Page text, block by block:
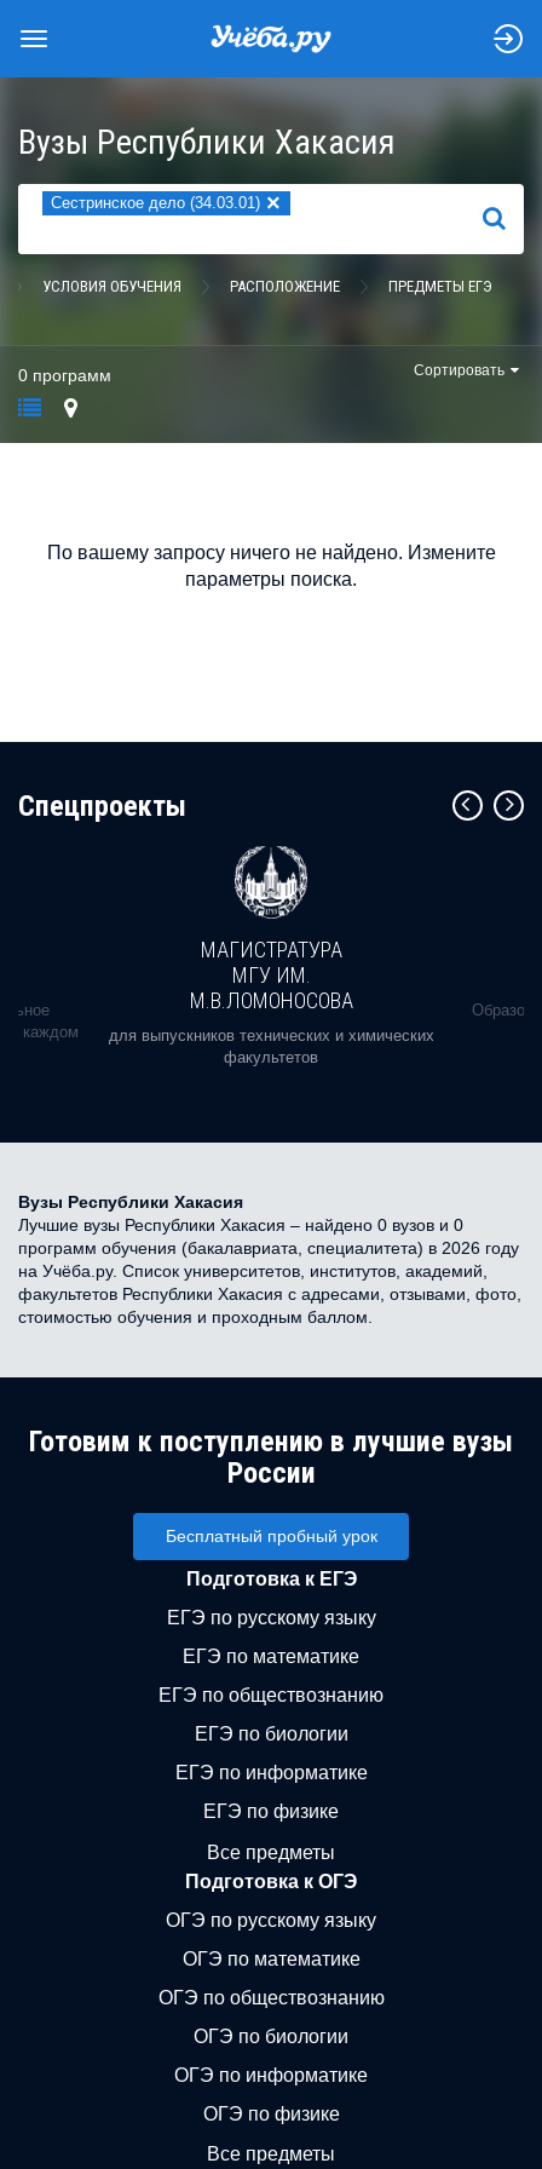
Вузы Республики Хакасия
Сестринское дело (34.03.01) ×
НАЙТИ
УСЛОВИЯ ОБУЧЕНИЯ РАСПОЛОЖЕНИЕ ПРЕДМЕТЫ ЕГЭ
0 программ Сортировать
По вашему запросу ничего не найдено. Измените
параметры поиска.
Cпецпроекты
в каждом
МАГИСТРАТУРА
МГУ ИМ.
М.В.ЛОМОНОСОВА
для выпускников технических и химических
факультетов
Вузы Республики Хакасия
Лучшие вузы Республики Хакасия – найдено 0 вузов и 0
программ обучения (бакалавриата, специалитета) в 2026 году
на Учёба.ру. Список университетов, институтов, академий,
факультетов Республики Хакасия с адресами, отзывами, фото,
стоимостью обучения и проходным баллом.
Готовим к поступлению в лучшие вузы
России
Бесплатный пробный урок
Подготовка к ЕГЭ
ЕГЭ по русскому языку
ЕГЭ по математике
ЕГЭ по обществознанию
ЕГЭ по биологии
ЕГЭ по информатике
ЕГЭ по физике
Все предметы
Подготовка к ОГЭ
ОГЭ по русскому языку
ОГЭ по математике
ОГЭ по обществознанию
ОГЭ по биологии
ОГЭ по информатике
ОГЭ по физике
Все предметы